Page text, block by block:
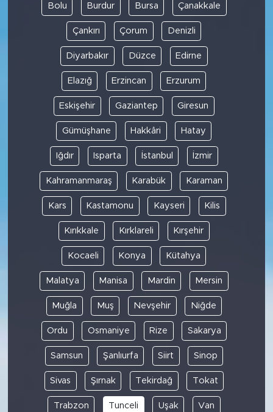
Bolu Burdur Bursa Çanakkale
Çankırı Çorum Denizli
Diyarbakır Düzce Edirne
Elazığ Erzincan Erzurum
Eskişehir Gaziantep Giresun
Gümüşhane Hakkâri Hatay
Iğdır Isparta İstanbul İzmir
Kahramanmaraş Karabük Karaman
Kars Kastamonu Kayseri Kilis
Kırıkkale Kırklareli Kırşehir
Kocaeli Konya Kütahya
Malatya Manisa Mardin Mersin
Muğla Muş Nevşehir Niğde
Ordu Osmaniye Rize Sakarya
Samsun Şanlıurfa Siirt Sinop
Sivas Şırnak Tekirdağ Tokat
Trabzon Tunceli Uşak Van